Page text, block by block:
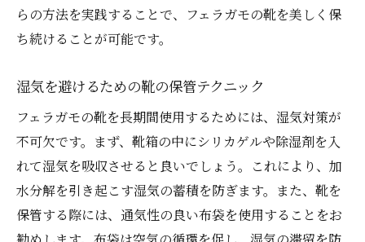
らの方法を実践することで、フェラガモの靴を美しく保
ち続けることが可能です。
湿気を避けるための靴の保管テクニック
フェラガモの靴を長期間使用するためには、湿気対策が
不可欠です。まず、靴箱の中にシリカゲルや除湿剤を入
れて湿気を吸収させると良いでしょう。これにより、加
水分解を引き起こす湿気の蓄積を防ぎます。また、靴を
保管する際には、通気性の良い布袋を使用することをお